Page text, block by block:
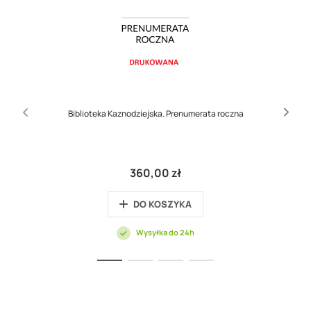
Biblioteka Kaznodziejska. Prenumerata roczna
360,00 zł
DO KOSZYKA
Wysyłka do 24h